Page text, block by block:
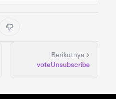
Berikutnya
voteUnsubscribe